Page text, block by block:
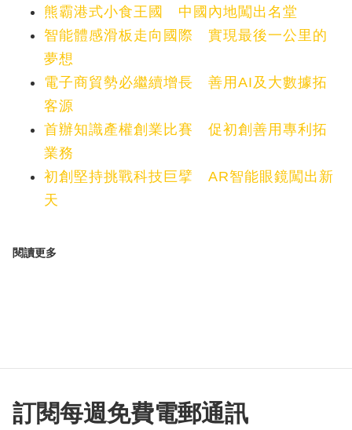
熊霸港式小食王國 中國內地闖出名堂
智能體感滑板走向國際 實現最後一公里的
夢想
電子商貿勢必繼續增長 善用AI及大數據拓
客源
首辦知識產權創業比賽 促初創善用專利拓
業務
初創堅持挑戰科技巨擘 AR智能眼鏡闖出新
天
閱讀更多
訂閱每週免費電郵通訊